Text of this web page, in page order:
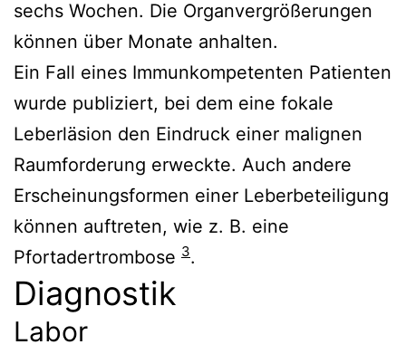
sechs Wochen. Die Organvergrößerungen
können über Monate anhalten.
Ein Fall eines Immunkompetenten Patienten
wurde publiziert, bei dem eine fokale
Leberläsion den Eindruck einer malignen
Raumforderung erweckte. Auch andere
Erscheinungsformen einer Leberbeteiligung
können auftreten, wie z. B. eine
Pfortadertrombose 3.
Diagnostik
Labor